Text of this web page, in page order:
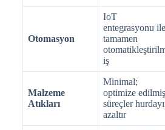
Otomasyon
IoT
entegrasyonu ile
tamamen
iş
Malzeme
Atıkları
Minimal;
optimize edilmiş
süreçler hurdayı
azaltır